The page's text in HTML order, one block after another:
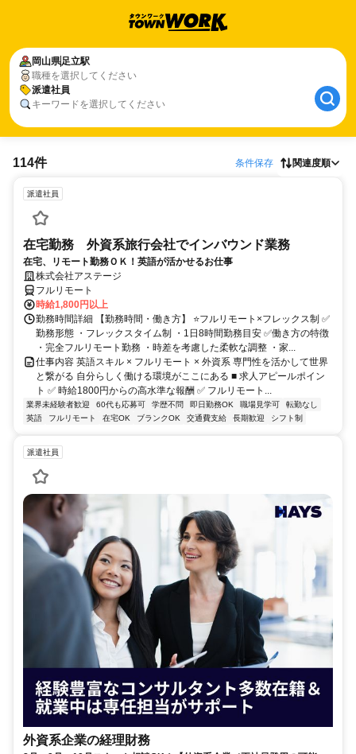
岡山県足立駅
職種を選択してください
派遣社員
キーワードを選択してください
114件 条件保存 関連度順
派遣社員
在宅勤務 外資系旅行会社でインバウンド業務
在宅、リモート勤務ＯＫ！英語が活かせるお仕事
株式会社アステージ
フルリモート
時給1,800円以上
勤務時間詳細 【勤務時間・働き方】 ⭐フルリモート×フレックス制 ✅
勤務形態 ・フレックスタイム制 ・1日8時間勤務目安 ✅働き方の特徴
・完全フルリモート勤務 ・時差を考慮した柔軟な調整 ・家...
仕事内容 英語スキル × フルリモート × 外資系 専門性を活かして世界
と繋がる 自分らしく働ける環境がここにある ■ 求人アピールポイン
ト ✅ 時給1800円からの高水準な報酬 ✅ フルリモート...
業界未経験者歓迎 60代も応募可 学歴不問 即日勤務OK 職場見学可
転勤なし
英語
フルリモート 在宅OK ブランクOK 交通費支給 長期歓迎 シフト制
派遣社員
外資系企業の経理財務